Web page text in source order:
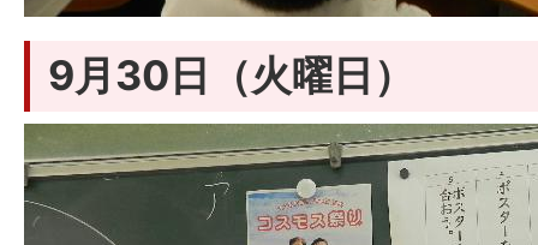
9月30日（火曜日）